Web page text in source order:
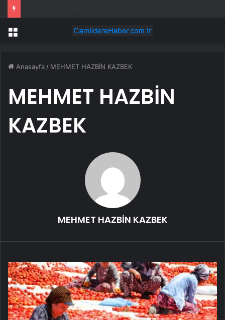
Menü
Anasayfa / MEHMET HAZBİN KAZBEK
MEHMET HAZBİN
KAZBEK
MEHMET HAZBİN KAZBEK